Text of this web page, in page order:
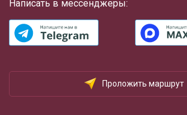
Написать в мессенджеры:
Проложить маршрут